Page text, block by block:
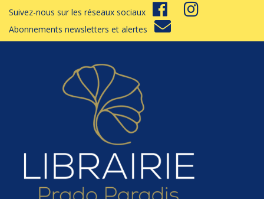
Suivez-nous sur les réseaux sociaux
Abonnements newsletters et alertes